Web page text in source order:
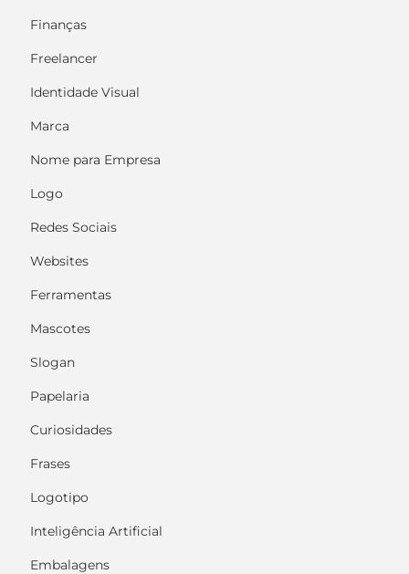
Finanças
Freelancer
Identidade Visual
Marca
Nome para Empresa
Logo
Redes Sociais
Websites
Ferramentas
Mascotes
Slogan
Papelaria
Curiosidades
Frases
Logotipo
Inteligência Artificial
Embalagens